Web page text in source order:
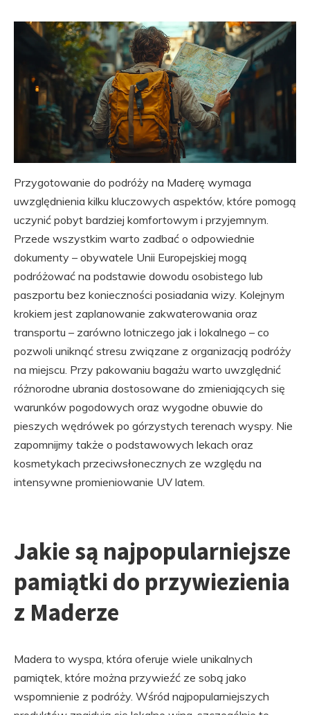
Przygotowanie do podróży na Maderę wymaga
uwzględnienia kilku kluczowych aspektów, które pomogą
uczynić pobyt bardziej komfortowym i przyjemnym.
Przede wszystkim warto zadbać o odpowiednie
dokumenty – obywatele Unii Europejskiej mogą
podróżować na podstawie dowodu osobistego lub
paszportu bez konieczności posiadania wizy. Kolejnym
krokiem jest zaplanowanie zakwaterowania oraz
transportu – zarówno lotniczego jak i lokalnego – co
pozwoli uniknąć stresu związane z organizacją podróży
na miejscu. Przy pakowaniu bagażu warto uwzględnić
różnorodne ubrania dostosowane do zmieniających się
warunków pogodowych oraz wygodne obuwie do
pieszych wędrówek po górzystych terenach wyspy. Nie
zapomnijmy także o podstawowych lekach oraz
kosmetykach przeciwsłonecznych ze względu na
intensywne promieniowanie UV latem.
Jakie są najpopularniejsze
pamiątki do przywiezienia
z Maderze
Madera to wyspa, która oferuje wiele unikalnych
pamiątek, które można przywieźć ze sobą jako
wspomnienie z podróży. Wśród najpopularniejszych